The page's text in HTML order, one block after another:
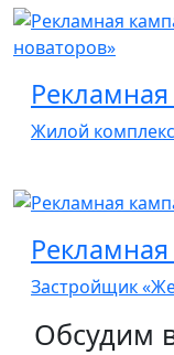
Жилой
Застройщик
Обсудим